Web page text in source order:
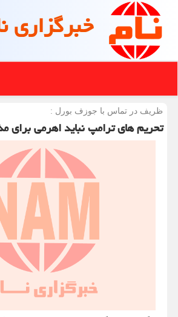
خبرگزاری
ظریف در تماس با جوزف بورل :
تحریم های ترامپ نباید اهرمی برای